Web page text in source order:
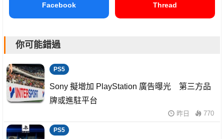
Facebook Thread
你可能錯過
PS5
Sony 擬增加 PlayStation 廣告曝光 第三方品
牌或進駐平台
昨日 770
PS5